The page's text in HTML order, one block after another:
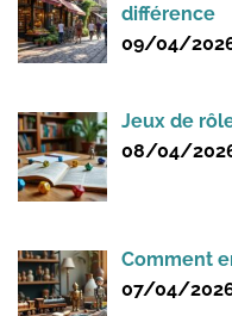
différence
09/04/
Jeux de
08/04/
Comment
07/04/